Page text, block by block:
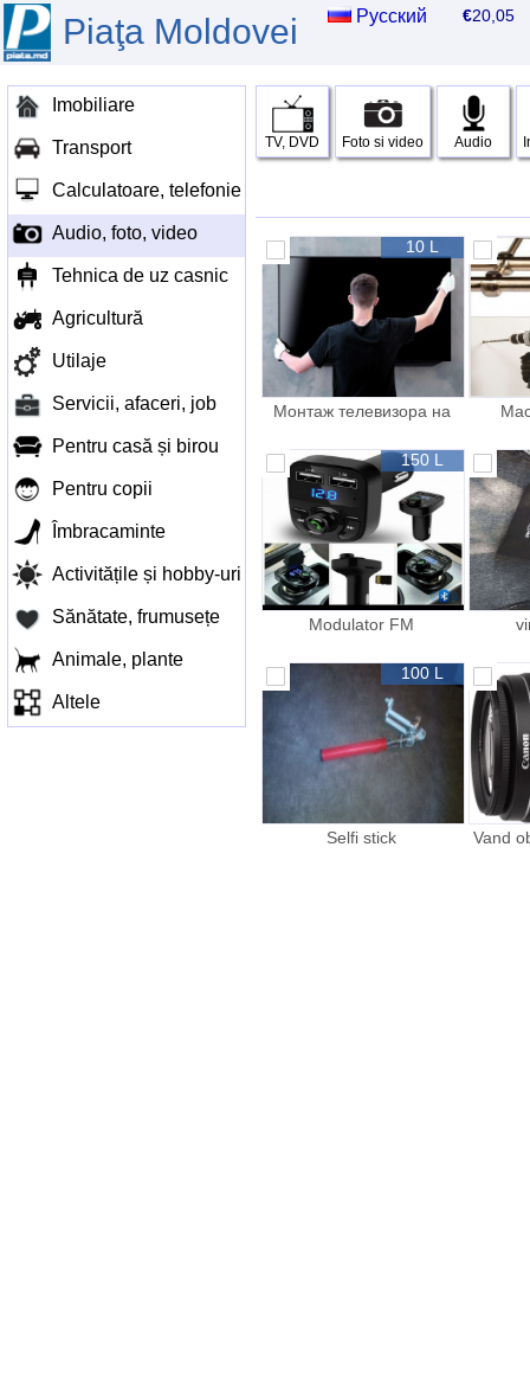
Piaţa Moldovei Русский €
Imobiliare
Transport
Calculatoare, telefonie
Audio, foto, video
Tehnica de uz casnic
Agricultură
Utilaje
Servicii, afaceri, job
Pentru casă și birou
Pentru copii
Îmbracaminte
Activitățile și hobby-uri
Sănătate, frumusețe
Animale, plante
Altele
TV, DVD Foto si video Audio
10 L
Монтаж телевизора на
150 L
Modulator FM
100 L
Selfi stick
Vand